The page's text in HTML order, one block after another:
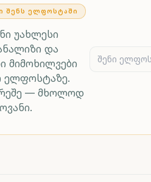
ᲨᲔᲜᲡ ᲔᲚᲤᲝᲡᲢᲐᲨᲘ
უახლესი
და
მიმოხილვები
ელფოსტაზე.
— მხოლოდ